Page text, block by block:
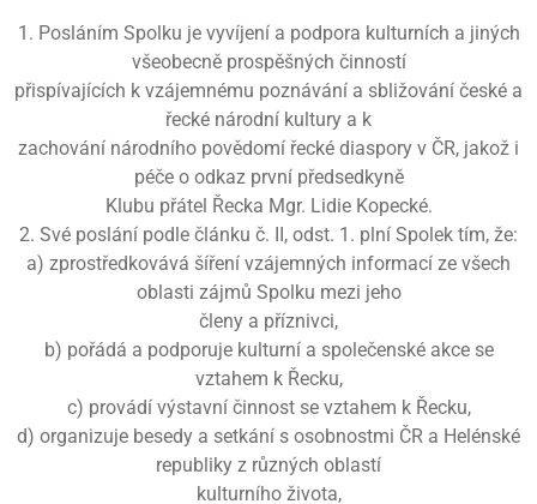
1. Posláním Spolku je vyvíjení a podpora kulturních a jiných
všeobecně prospěšných činností
přispívajících k vzájemnému poznávání a sbližování české a
řecké národní kultury a k
zachování národního povědomí řecké diaspory v ČR, jakož i
péče o odkaz první předsedkyně
Klubu přátel Řecka Mgr. Lidie Kopecké.
2. Své poslání podle článku č. II, odst. 1. plní Spolek tím, že:
a) zprostředkovává šíření vzájemných informací ze všech
oblasti zájmů Spolku mezi jeho
členy a příznivci,
b) pořádá a podporuje kulturní a společenské akce se
vztahem k Řecku,
c) provádí výstavní činnost se vztahem k Řecku,
d) organizuje besedy a setkání s osobnostmi ČR a Helénské
republiky z různých oblastí
kulturního života,